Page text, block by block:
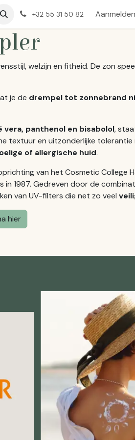
+32 55 31 50 82 Aanmelden
welzijn en fitheid. De zon
je de drempel tot zonnebrand
vera, panthenol en bisabolol,
textuur en uitzonderlijke
of allergische huid.
van het Cosmetic College
1987. Gedreven door de
van UV-filters die net zo veel
hier